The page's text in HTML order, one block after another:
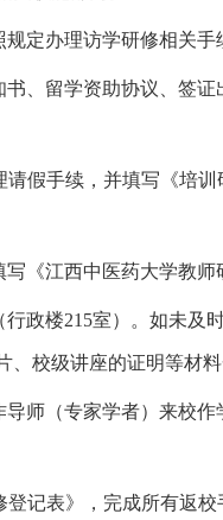
定办理访学研修相关
、留学资助协议、签
请假手续，并填写《培
《江西中医药大学教
行政楼215室）。如未及
校级讲座的证明等材
师（专家学者）来校
记表》，完成所有返